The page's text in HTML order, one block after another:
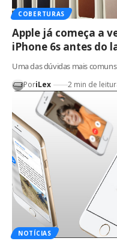
COBERTURAS
Apple já começa a
iPhone 6s antes do
Uma das dúvidas mais
PoriLex 2 min de
NOTÍCIAS